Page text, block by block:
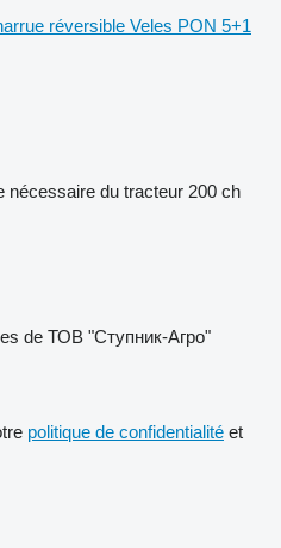
réversible Veles PON 5+1
nécessaire du tracteur 200 ch
de ТОВ "Ступник-Агро"
politique de confidentialité et